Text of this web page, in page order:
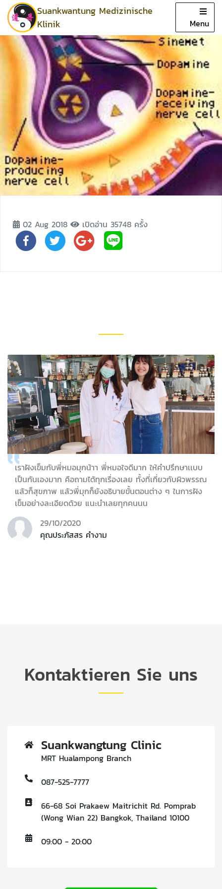
Suankwantung Medizinische
Klinik
Menu
Close
Zuhause
Werbung
Fachgebiete
Service
Doktor
Bewertungen
Artikel
02 Aug 2018 เปิดอ่าน 35748 ครั้ง
เราฝังเข็มกับพี่หมอมุกน้าา พี่หมอใจดีมาก ให้คำปรึกษาเเบบ
เป็นกันเองมาก คือถามได้ทุกเรื่องเลย ทั้งที่เกี่ยวกับผิวพรรณ
แล้วก็สุขภาพ แล้วพี่มุกก็ยังอธิบายขั้นตอนต่าง ๆ ในการฝัง
เข็มอย่างละเอียดด้วย แนะนำเลยทุกคนนน
29/10/2020
คุณประภัสสร คำงาม
Kontaktieren Sie uns
Suankwangtung Clinic
MRT Hualampong Branch
087-525-7777
66-68 Soi Prakaew Maitrichit Rd. Pomprab
(Wong Wian 22) Bangkok, Thailand 10100
09:00 - 20:00